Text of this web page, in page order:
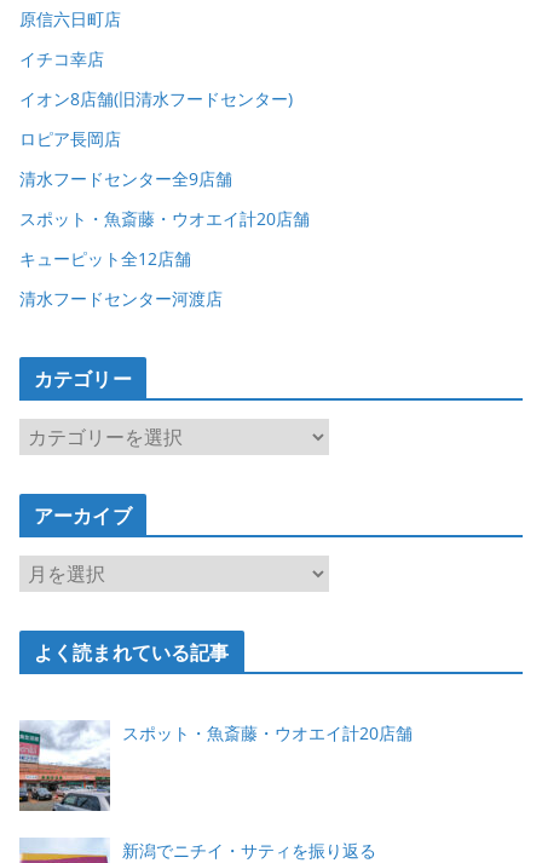
原信六日町店
イチコ幸店
イオン8店舗(旧清水フードセンター)
ロピア長岡店
清水フードセンター全9店舗
スポット・魚斎藤・ウオエイ計20店舗
キューピット全12店舗
清水フードセンター河渡店
カテゴリー
カ
テ
ゴ
ー
アーカイブ
ア
ー
カ
よく読まれている記事
スポット・魚斎藤・ウオエイ計20店舗
新潟でニチイ・サティを振り返る